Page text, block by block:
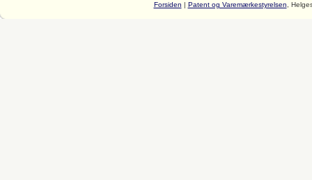
Forsiden | Patent og Varemærkestyrelsen ,